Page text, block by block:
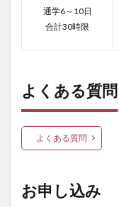
通学6～10日
合計30時限
よくある質問
よくある質問
お申し込み